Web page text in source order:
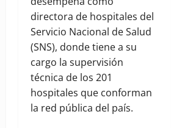
directora de hospitales del
Servicio Nacional de Salud
(SNS), donde tiene a su
cargo la supervisión
técnica de los 201
hospitales que conforman
la red pública del país.